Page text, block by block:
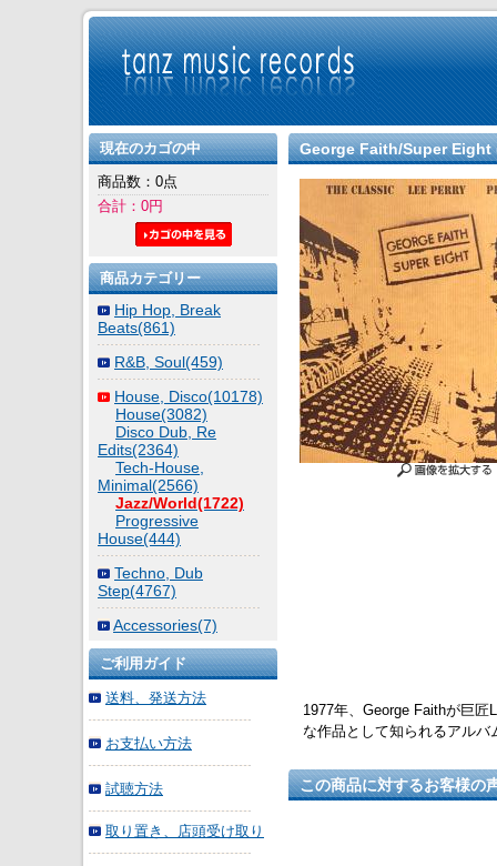
George Faith/Super Eight
1977年、George Faithが巨匠
な作品として知られるアル
この商品に対するお客様の
現在のカゴの中
商品数：0点
合計：0円
商品カテゴリー
Hip Hop, Break
Beats(861)
R&B, Soul(459)
House, Disco(10178)
House(3082)
Disco Dub, Re
Edits(2364)
Tech-House,
Minimal(2566)
Jazz/World(1722)
Progressive
House(444)
Techno, Dub
Step(4767)
Accessories(7)
ご利用ガイド
送料、発送方法
お支払い方法
試聴方法
取り置き、店頭受け取り